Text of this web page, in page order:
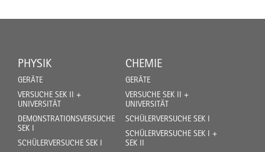
PHYSIK
GERÄTE
VERSUCHE SEK II +
UNIVERSITÄT
DEMONSTRATIONSVERSUCHE
SEK I
SCHÜLERVERSUCHE SEK I
CHEMIE
GERÄTE
VERSUCHE SEK II +
UNIVERSITÄT
SCHÜLERVERSUCHE SEK I
SCHÜLERVERSUCHE SEK I +
SEK II